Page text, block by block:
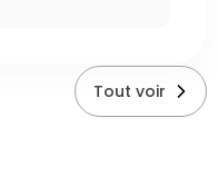
Tout voir